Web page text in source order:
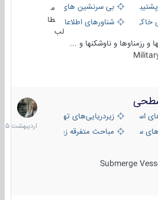
بی سرنشین های دریایی
و نیروبرشناورهای اطلاعاتی و جاسوسی
طا
لب
رزمناوها و ناوشکنها و ...
استراتژیکزیردریایی‌های تهاجمی
سبک
مباحث متفرقه زیرسطحی
Submerge
31
1405